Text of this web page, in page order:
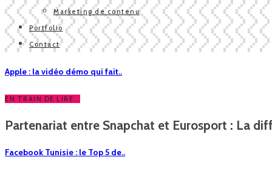
Marketing de contenu
Portfolio
Contact
Apple : la vidéo démo qui fait..
EN TRAIN DE LIRE...
Partenariat entre Snapchat et Eurosport : La
Facebook Tunisie : le Top 5 de..